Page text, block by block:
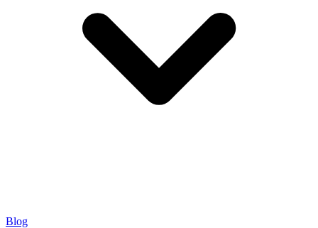
Blog